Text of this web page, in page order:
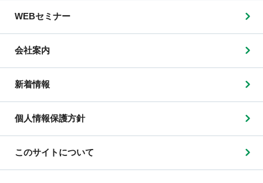
WEBセミナー
会社案内
新着情報
個人情報保護方針
このサイトについて